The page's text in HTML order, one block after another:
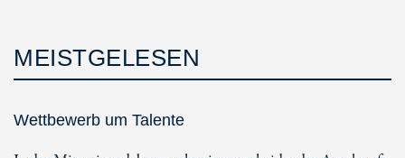
MEISTGELESEN
Wettbewerb um Talente